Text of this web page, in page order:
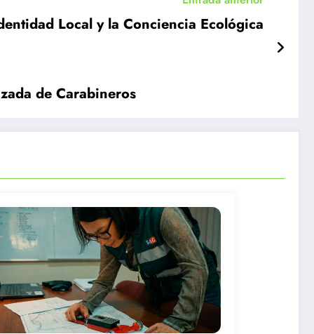
Local y la Conciencia Ecológica
de Carabineros